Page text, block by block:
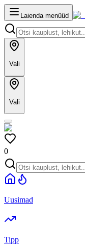
Laienda menüüd
Vali
Vali
0
Uusimad
Tipp